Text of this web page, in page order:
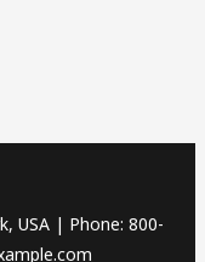
USA | Phone: 800-